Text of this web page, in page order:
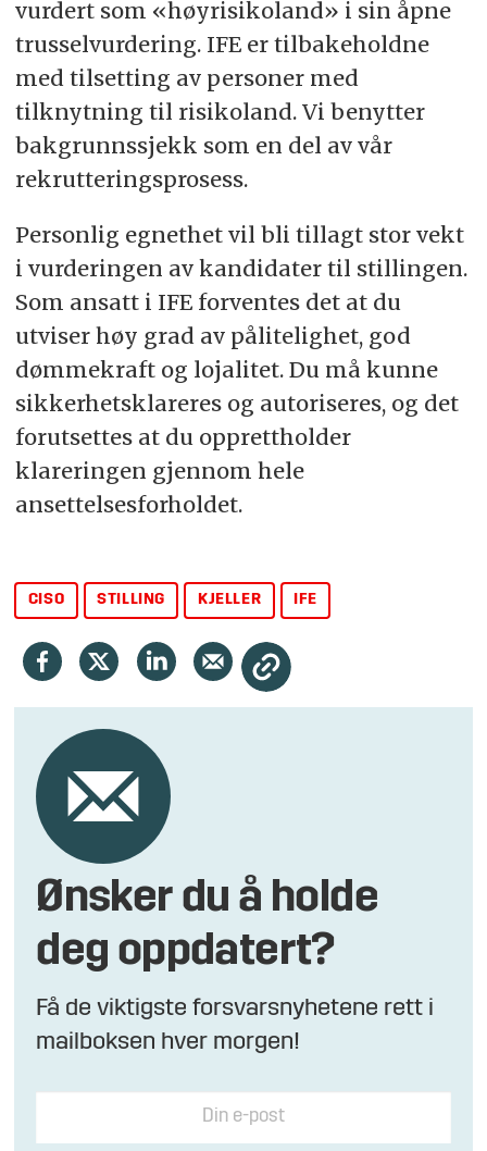
vurdert som «høyrisikoland» i sin åpne
trusselvurdering. IFE er tilbakeholdne
med tilsetting av personer med
tilknytning til risikoland. Vi benytter
bakgrunnssjekk som en del av vår
rekrutteringsprosess.
Personlig egnethet vil bli tillagt stor vekt
i vurderingen av kandidater til stillingen.
Som ansatt i IFE forventes det at du
utviser høy grad av pålitelighet, god
dømmekraft og lojalitet. Du må kunne
sikkerhetsklareres og autoriseres, og det
forutsettes at du opprettholder
klareringen gjennom hele
ansettelsesforholdet.
CISO STILLING KJELLER IFE
Ønsker du å holde
deg oppdatert?
Få de viktigste forsvarsnyhetene rett i
mailboksen hver morgen!